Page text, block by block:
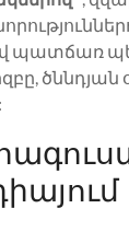
պատճառ